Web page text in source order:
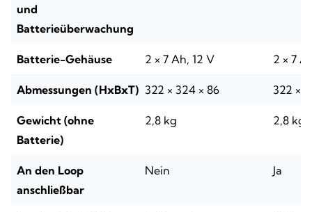
und
Batterieüberwachung
Batterie-Gehäuse 2 × 7 Ah, 12 V 2 × 7
Abmessungen (HxBxT) 322 × 324 × 86 322 ×
Gewicht (ohne
Batterie)
2,8 kg 2,8 kg
An den Loop
anschließbar
Nein Ja